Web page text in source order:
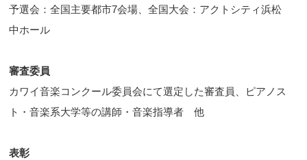
予選会：全国主要都市7会場、全国大会：アクトシティ浜松
中ホール
審査委員
カワイ音楽コンクール委員会にて選定した審査員、ピアノス
ト・音楽系大学等の講師・音楽指導者 他
表彰